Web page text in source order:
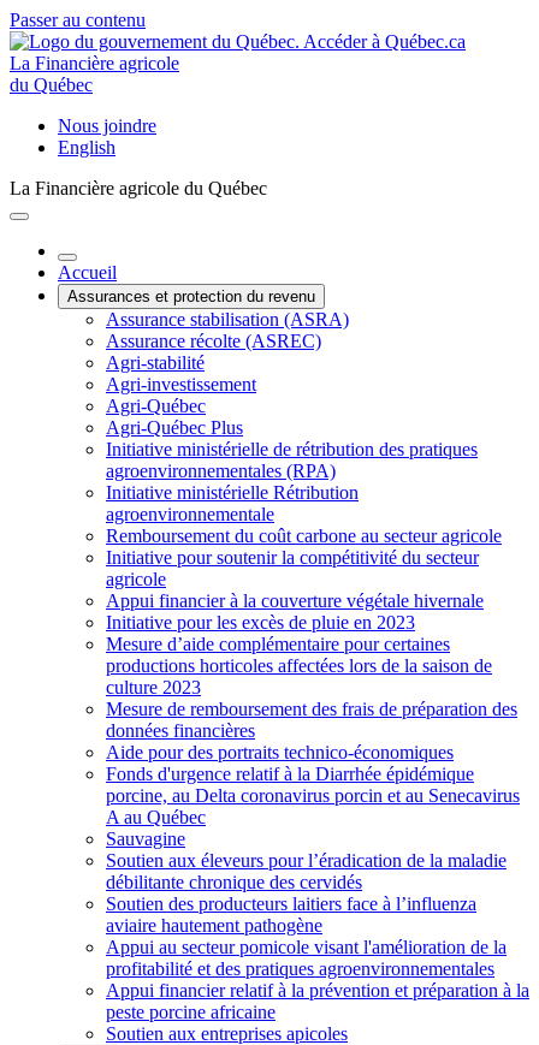
Passer au contenu
La Financière agricole
du Québec
Nous joindre
English
La Financière agricole du Québec
Accueil
Assurances et protection du revenu
Assurance stabilisation (ASRA)
Assurance récolte (ASREC)
Agri-stabilité
Agri-investissement
Agri-Québec
Agri-Québec Plus
Initiative ministérielle de rétribution des pratiques
agroenvironnementales (RPA)
Initiative ministérielle Rétribution
agroenvironnementale
Remboursement du coût carbone au secteur agricole
Initiative pour soutenir la compétitivité du secteur
agricole
Appui financier à la couverture végétale hivernale
Initiative pour les excès de pluie en 2023
Mesure d’aide complémentaire pour certaines
productions horticoles affectées lors de la saison de
culture 2023
Mesure de remboursement des frais de préparation des
données financières
Aide pour des portraits technico-économiques
Fonds d'urgence relatif à la Diarrhée épidémique
porcine, au Delta coronavirus porcin et au Senecavirus
A au Québec
Sauvagine
Soutien aux éleveurs pour l’éradication de la maladie
débilitante chronique des cervidés
Soutien des producteurs laitiers face à l’influenza
aviaire hautement pathogène
Appui au secteur pomicole visant l'amélioration de la
profitabilité et des pratiques agroenvironnementales
Appui financier relatif à la prévention et préparation à la
peste porcine africaine
Soutien aux entreprises apicoles